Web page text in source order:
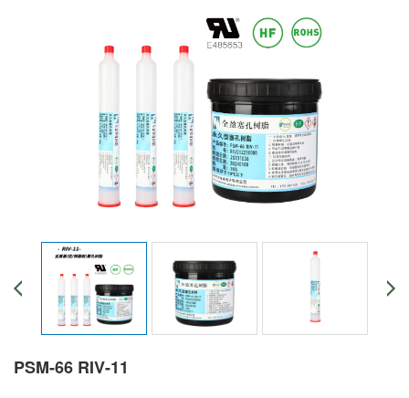
PSM-66 RIV-11